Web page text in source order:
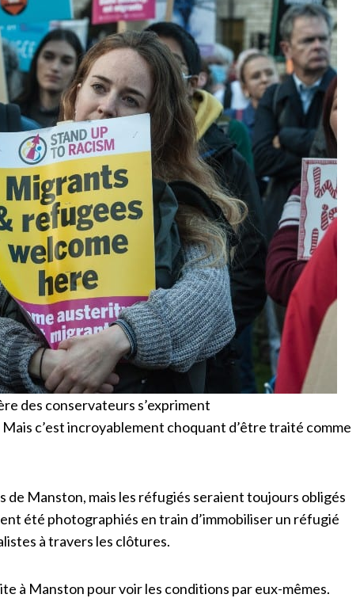
des conservateurs s’expriment
c’est incroyablement choquant d’être traité comme
de Manston, mais les réfugiés seraient toujours obligés
été photographiés en train d’immobiliser un réfugié
à travers les clôtures.
à Manston pour voir les conditions par eux-mêmes.